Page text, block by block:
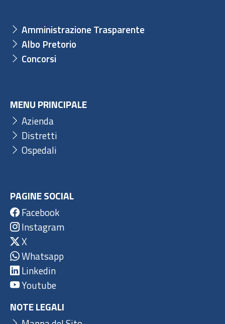
Amministrazione Trasparente
Albo Pretorio
Concorsi
MENU PRINCIPALE
Azienda
Distretti
Ospedali
PAGINE SOCIAL
Facebook
Instagram
X
Whatsapp
Linkedin
Youtube
NOTE LEGALI